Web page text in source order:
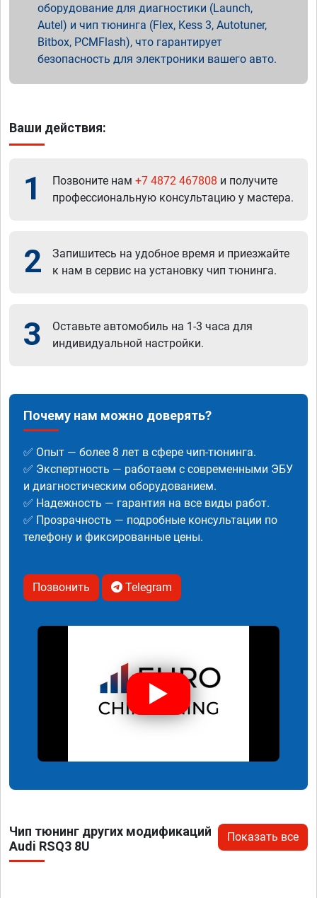
оборудование для диагностики (Launch,
Autel) и чип тюнинга (Flex, Kess 3, Autotuner,
Bitbox, PCMFlash), что гарантирует
безопасность для электроники вашего авто.
Ваши действия:
1 Позвоните нам +7 4872 467808 и получите
профессиональную консультацию у мастера.
2
Запишитесь на удобное время и приезжайте
к нам в сервис на установку чип тюнинга.
3
Оставьте автомобиль на 1-3 часа для
индивидуальной настройки.
Почему нам можно доверять?
✅ Опыт — более 8 лет в сфере чип-тюнинга.
✅ Экспертность — работаем с современными ЭБУ
и диагностическим оборудованием.
✅ Надежность — гарантия на все виды работ.
✅ Прозрачность — подробные консультации по
телефону и фиксированные цены.
Позвонить Telegram
Чип тюнинг других модификаций
Audi RSQ3 8U
Показать все